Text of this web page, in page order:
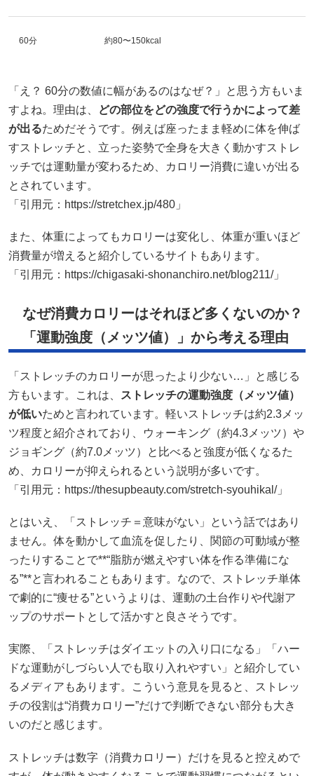
60分 約80〜150kcal
「え？ 60分の数値に幅があるのはなぜ？」と思う方もいま
すよね。理由は、
どの部位をどの強度で行うかによって差
が出るためだそうです。例えば座ったまま軽めに体を伸ば
すストレッチと、立った姿勢で全身を大きく動かすストレ
ッチでは運動量が変わるため、カロリー消費に違いが出る
とされています。
「引用元：https://stretchex.jp/480」
また、体重によってもカロリーは変化し、体重が重いほど
消費量が増えると紹介しているサイトもあります。
「引用元：https://chigasaki-shonanchiro.net/blog211/」
なぜ消費カロリーはそれほど多くないのか？
「運動強度（メッツ値）」から考える理由
「ストレッチのカロリーが思ったより少ない…」と感じる
方もいます。これは、
ストレッチの運動強度（メッツ値）
が低いためと言われています。軽いストレッチは約2.3メッ
ツ程度と紹介されており、ウォーキング（約4.3メッツ）や
ジョギング（約7.0メッツ）と比べると強度が低くなるた
め、カロリーが抑えられるという説明が多いです。
「引用元：https://thesupbeauty.com/stretch-syouhikal/」
とはいえ、「ストレッチ＝意味がない」という話ではあり
ません。体を動かして血流を促したり、関節の可動域が整
ったりすることで**“脂肪が燃えやすい体を作る準備にな
る”**と言われることもあります。なので、ストレッチ単体
で劇的に“痩せる”というよりは、運動の土台作りや代謝ア
ップのサポートとして活かすと良さそうです。
実際、「ストレッチはダイエットの入り口になる」「ハー
ドな運動がしづらい人でも取り入れやすい」と紹介してい
るメディアもあります。こういう意見を見ると、ストレッ
チの役割は“消費カロリー”だけで判断できない部分も大き
いのだと感じます。
ストレッチは数字（消費カロリー）だけを見ると控えめで